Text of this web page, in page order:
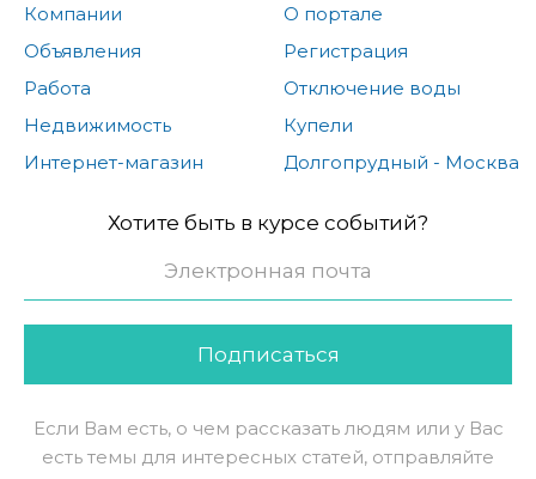
Компании
Объявления
Работа
Недвижимость
Интернет-магазин
О портале
Регистрация
Отключение воды
Купели
Долгопрудный - Москва
Хотите быть в курсе событий?
Подписаться
Если Вам есть, о чем рассказать людям или у Вас
есть темы для интересных статей, отправляйте